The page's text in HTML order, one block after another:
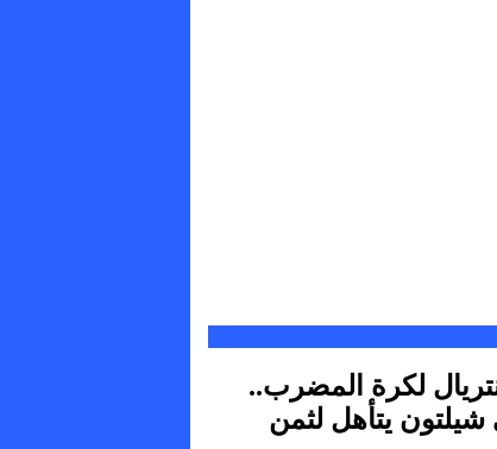
لكرة المضرب..
شيلتون يتأهل لثمن